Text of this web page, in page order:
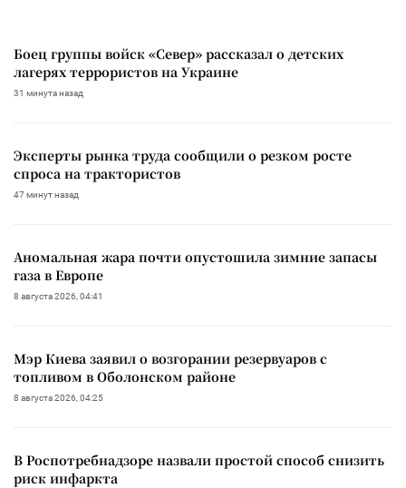
Боец группы войск «Север» рассказал о детских
лагерях террористов на Украине
31 минута назад
Эксперты рынка труда сообщили о резком росте
спроса на трактористов
47 минут назад
Аномальная жара почти опустошила зимние запасы
газа в Европе
8 августа 2026, 04:41
Мэр Киева заявил о возгорании резервуаров с
топливом в Оболонском районе
8 августа 2026, 04:25
В Роспотребнадзоре назвали простой способ снизить
риск инфаркта